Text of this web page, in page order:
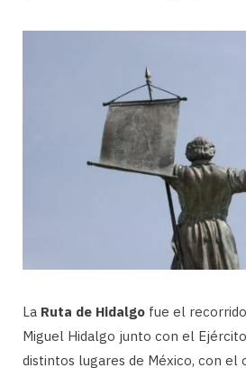
La Ruta de Hidalgo fue el
Miguel Hidalgo junto con el
distintos lugares de México, con el